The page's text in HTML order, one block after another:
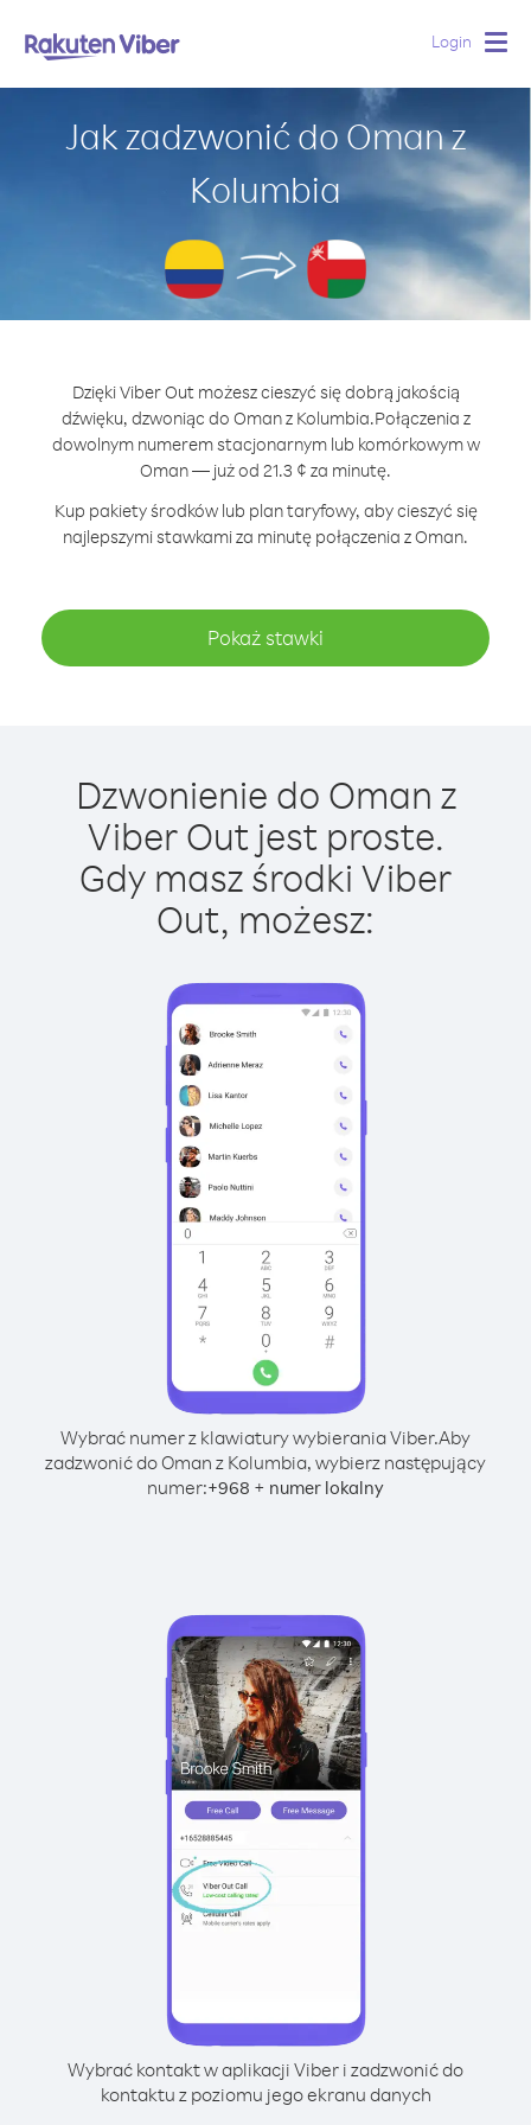
Login
Jak zadzwonić do Oman z
Kolumbia
Dzięki Viber Out możesz cieszyć się dobrą jakością
dźwięku, dzwoniąc do Oman z Kolumbia.Połączenia z
dowolnym numerem stacjonarnym lub komórkowym w
Oman — już od 21.3 ¢ za minutę.
Kup pakiety środków lub plan taryfowy, aby cieszyć się
najlepszymi stawkami za minutę połączenia z Oman.
Pokaż stawki
Dzwonienie do Oman z
Viber Out jest proste.
Gdy masz środki Viber
Out, możesz:
Wybrać numer z klawiatury wybierania Viber.Aby
zadzwonić do Oman z Kolumbia, wybierz następujący
numer:+968 + numer lokalny
Wybrać kontakt w aplikacji Viber i zadzwonić do
kontaktu z poziomu jego ekranu danych